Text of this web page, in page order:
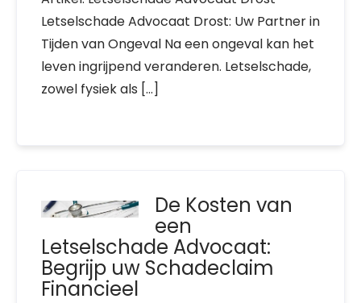
Letselschade Advocaat Drost: Uw Partner in
Tijden van Ongeval Na een ongeval kan het
leven ingrijpend veranderen. Letselschade,
zowel fysiek als […]
De Kosten van
een
Letselschade Advocaat:
Begrijp uw Schadeclaim
Financieel